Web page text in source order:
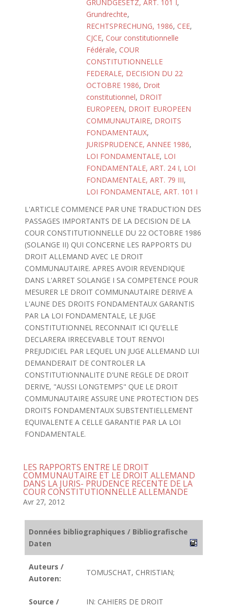
GRUNDGESETZ, ART. 101 I ,
Grundrechte,
RECHTSPRECHUNG, 1986, CEE,
CJCE, Cour constitutionnelle
Fédérale, COUR
CONSTITUTIONNELLE
FEDERALE, DECISION DU 22
OCTOBRE 1986, Droit
constitutionnel, DROIT
EUROPEEN, DROIT EUROPEEN
COMMUNAUTAIRE, DROITS
FONDAMENTAUX,
JURISPRUDENCE, ANNEE 1986,
LOI FONDAMENTALE, LOI
FONDAMENTALE, ART. 24 I, LOI
FONDAMENTALE, ART. 79 III,
LOI FONDAMENTALE, ART. 101 I
L'ARTICLE COMMENCE PAR UNE TRADUCTION DES
PASSAGES IMPORTANTS DE LA DECISION DE LA
COUR CONSTITUTIONNELLE DU 22 OCTOBRE 1986
(SOLANGE II) QUI CONCERNE LES RAPPORTS DU
DROIT ALLEMAND AVEC LE DROIT
COMMUNAUTAIRE. APRES AVOIR REVENDIQUE
DANS L'ARRET SOLANGE I SA COMPETENCE POUR
MESURER LE DROIT COMMUNAUTAIRE DERIVE A
L'AUNE DES DROITS FONDAMENTAUX GARANTIS
PAR LA LOI FONDAMENTALE, LE JUGE
CONSTITUTIONNEL RECONNAIT ICI QU'ELLE
DECLARERA IRRECEVABLE TOUT RENVOI
PREJUDICIEL PAR LEQUEL UN JUGE ALLEMAND LUI
DEMANDERAIT DE CONTROLER LA
CONSTITUTIONNALITE D'UNE REGLE DE DROIT
DERIVE, "AUSSI LONGTEMPS" QUE LE DROIT
COMMUNAUTAIRE ASSURE UNE PROTECTION DES
DROITS FONDAMENTAUX SUBSTENTIELLEMENT
EQUIVALENTE A CELLE GARANTIE PAR LA LOI
FONDAMENTALE.
LES RAPPORTS ENTRE LE DROIT
COMMUNAUTAIRE ET LE DROIT ALLEMAND
DANS LA JURIS- PRUDENCE RECENTE DE LA
COUR CONSTITUTIONNELLE ALLEMANDE
Avr 27, 2012
Données bibliographiques / Bibliografische
Daten
Auteurs /
Autoren:
TOMUSCHAT, CHRISTIAN;
Source /
IN: CAHIERS DE DROIT